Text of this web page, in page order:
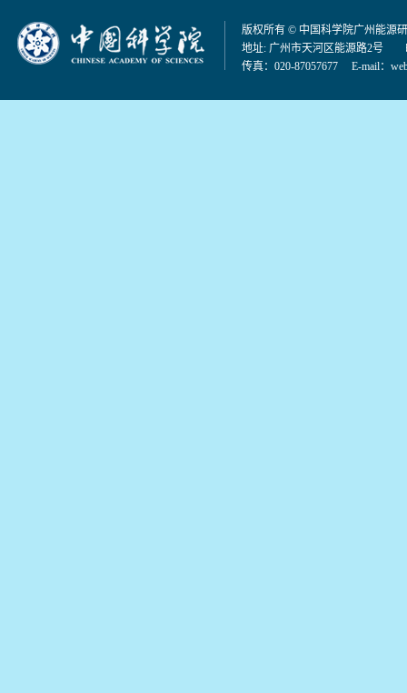
版权所有 © 中国科学院广州能源
地址: 广州市天河区能源路2号
传真：020-87057677 E-mail：